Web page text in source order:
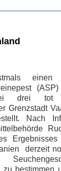
einen
drei tot
Grenzstadt
Nach
derzeit
zu bestimmen